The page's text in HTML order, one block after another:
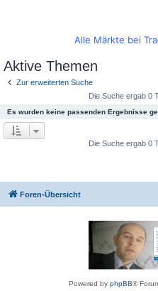
Alle Märkte bei
Aktive Themen
Zur erweiterten Suche
Die Suche ergab 0
Es wurden keine passenden Ergebnisse
Die Suche ergab 0
Foren-Übersicht
Powered by phpBB®